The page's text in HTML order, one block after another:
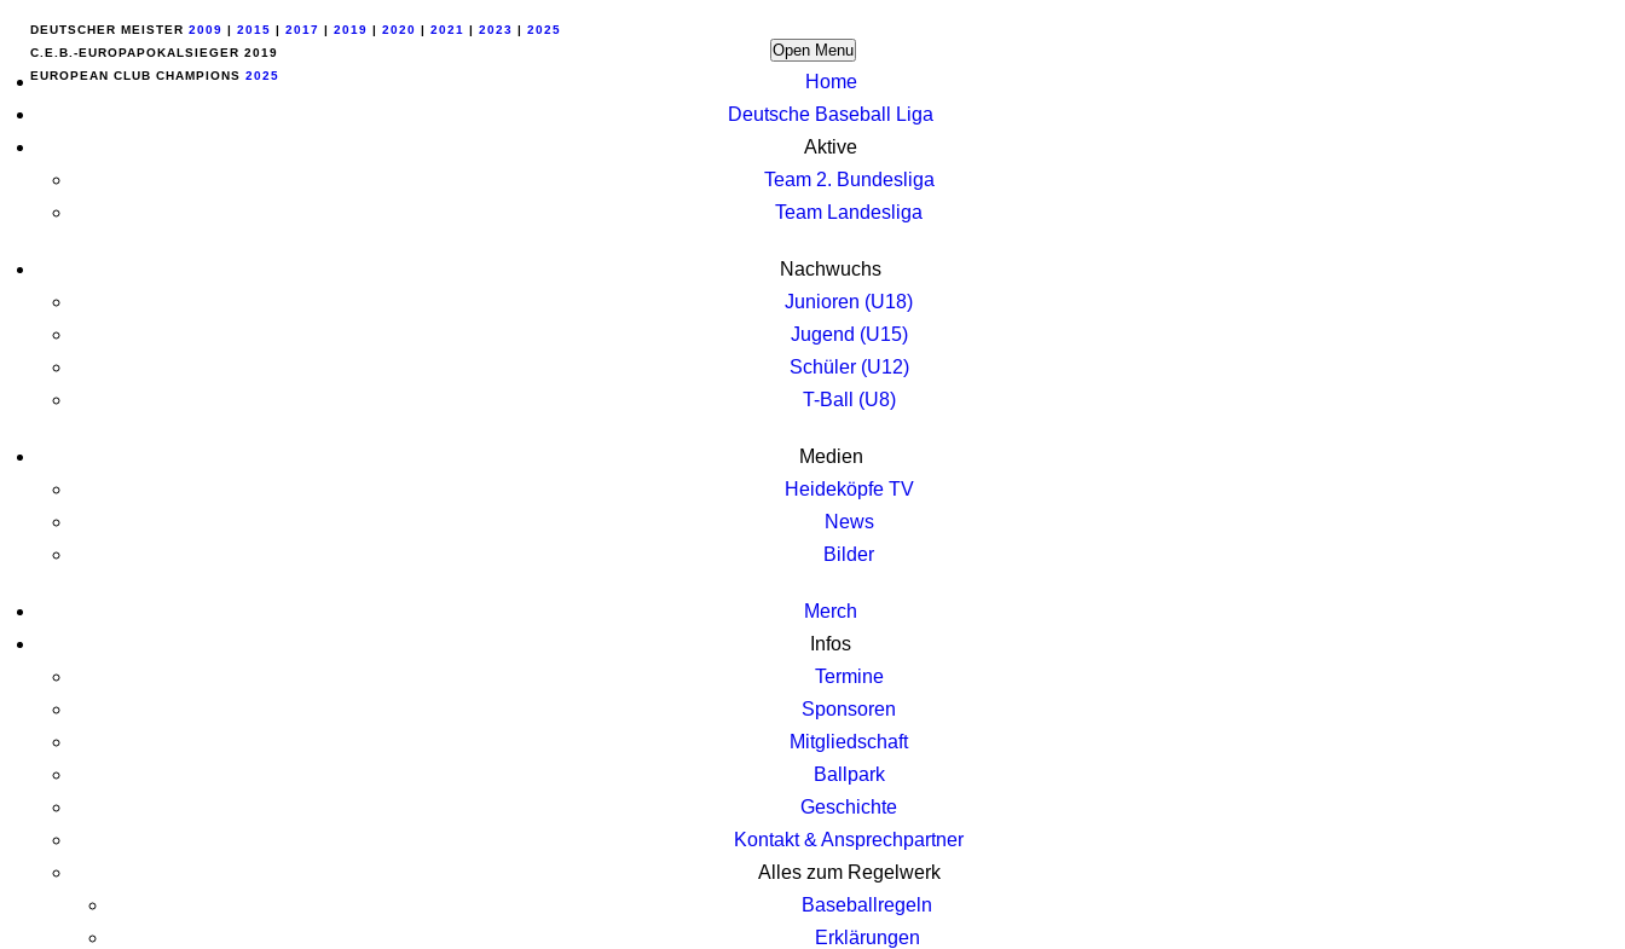
DEUTSCHER MEISTER 2009 | 2015 | 2017 | 2019 | 2020 | 2021 | 2023 | 2025
C.E.B.-EUROPAPOKALSIEGER 2019
EUROPEAN CLUB CHAMPIONS 2025
Open Menu
Home
Deutsche Baseball Liga
Aktive
Team 2. Bundesliga
Team Landesliga
Nachwuchs
Junioren (U18)
Jugend (U15)
Schüler (U12)
T-Ball (U8)
Medien
Heideköpfe TV
News
Bilder
Merch
Infos
Termine
Sponsoren
Mitgliedschaft
Ballpark
Geschichte
Kontakt & Ansprechpartner
Alles zum Regelwerk
Baseballregeln
Erklärungen